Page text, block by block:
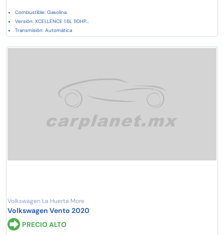
Combustible: Gasolina
Versión: XCELLENCE 1.6L 110HP...
Transmisión: Automática
Volkswagen La Huerta More
Volkswagen Vento 2020
PRECIO ALTO